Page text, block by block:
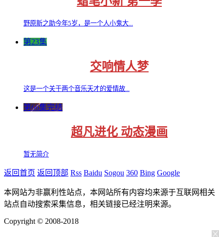
野原新之助今年5岁，是一个人小鬼大...
第23集
交响情人梦
这是一个关于两个音乐天才的爱情故...
第66集完结
超凡进化 动态漫画
暂无简介
返回首页 返回顶部 Rss Baidu Sogou 360 Bing Google
本网站为非赢利性站点，本网站所有内容均来源于互联网相关
站点自动搜索采集信息，相关链接已经注明来源。
Copyright © 2008-2018